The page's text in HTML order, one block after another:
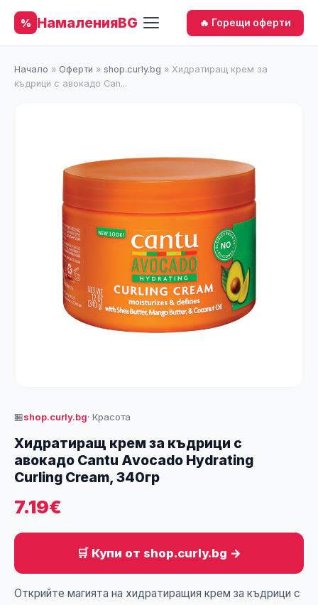
% НамаленияBG 🔥 Горещи оферти
Начало » Оферти » shop.curly.bg » Хидратиращ крем за
къдрици с авокадо Can...
🏪shop.curly.bg· Красота
Хидратиращ крем за къдрици с
авокадо Cantu Avocado Hydrating
Curling Cream, 340гр
7.19€
🛒 Купи от shop.curly.bg →
Открийте магията на хидратиращия крем за къдрици с